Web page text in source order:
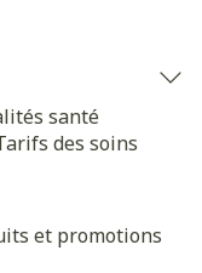
santé
des soins
et promotions